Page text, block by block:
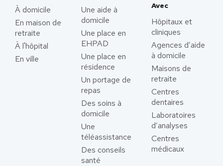
À domicile
En maison de
retraite
À l'hôpital
En ville
Une aide à
domicile
Une place en
EHPAD
Une place en
résidence
Un portage de
repas
Des soins à
domicile
Une
téléassistance
Des conseils
santé
Avec
Hôpitaux et
cliniques
Agences d’aide
à domicile
Maisons de
retraite
Centres
dentaires
Laboratoires
d’analyses
Centres
médicaux